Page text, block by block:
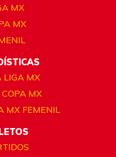
MX
MX
LIGA MX
MX
MX FEMENIL